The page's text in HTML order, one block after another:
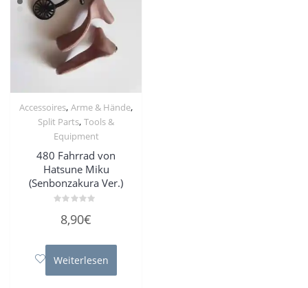
Accessoires,Arme & Hände,
Split Parts,Tools &
Equipment
480 Fahrrad von
Hatsune Miku
(Senbonzakura Ver.)
mit
5
8,90€
Weiterlesen